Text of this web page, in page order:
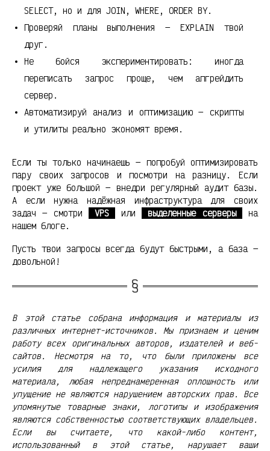
SELECT, но и для JOIN, WHERE, ORDER BY.
Проверяй планы выполнения — EXPLAIN твой
друг.
Не бойся экспериментировать: иногда
переписать запрос проще, чем апгрейдить
сервер.
Автоматизируй анализ и оптимизацию — скрипты
и утилиты реально экономят время.
Если ты только начинаешь — попробуй оптимизировать
пару своих запросов и посмотри на разницу. Если
проект уже большой — внедри регулярный аудит базы.
А если нужна надёжная инфраструктура для своих
задач — смотри
VPS или выделенные серверы
на
нашем блоге.
Пусть твои запросы всегда будут быстрыми, а база —
довольной!
В этой статье собрана информация и материалы из
различных интернет-источников. Мы признаем и ценим
работу всех оригинальных авторов, издателей и веб-
сайтов. Несмотря на то, что были приложены все
усилия для надлежащего указания исходного
материала, любая непреднамеренная оплошность или
упущение не являются нарушением авторских прав. Все
упомянутые товарные знаки, логотипы и изображения
являются собственностью соответствующих владельцев.
Если вы считаете, что какой-либо контент,
использованный в этой статье, нарушает ваши